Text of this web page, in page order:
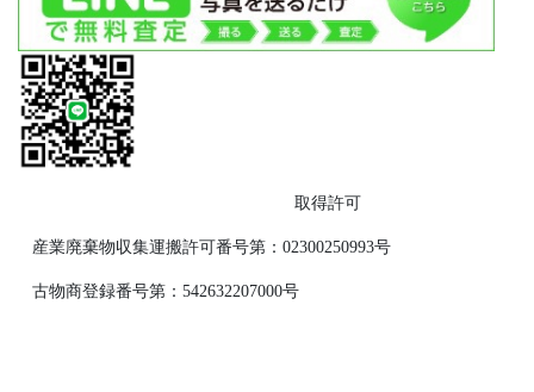
取得許可
産業廃棄物収集運搬許可番号第：02300250993号
古物商登録番号第：542632207000号